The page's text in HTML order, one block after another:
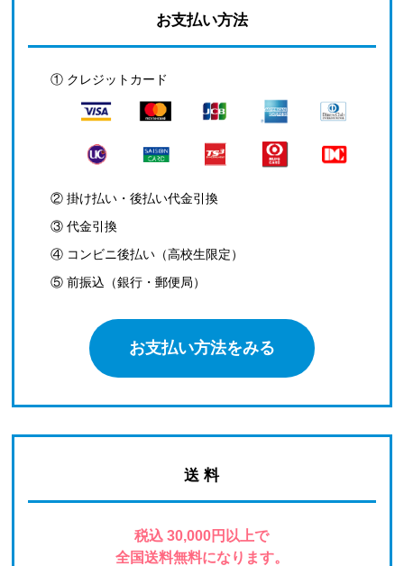
お支払い方法
① クレジットカード
② 掛け払い・後払い代金引換
③ 代金引換
④ コンビニ後払い（高校生限定）
⑤ 前振込（銀行・郵便局）
お支払い方法をみる
送 料
税込 30,000円以上で
全国送料無料になります。